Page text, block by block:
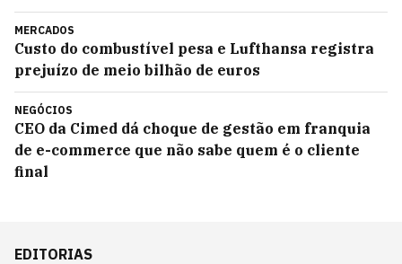
MERCADOS
Custo do combustível pesa e Lufthansa registra
prejuízo de meio bilhão de euros
NEGÓCIOS
CEO da Cimed dá choque de gestão em franquia
de e-commerce que não sabe quem é o cliente
final
EDITORIAS